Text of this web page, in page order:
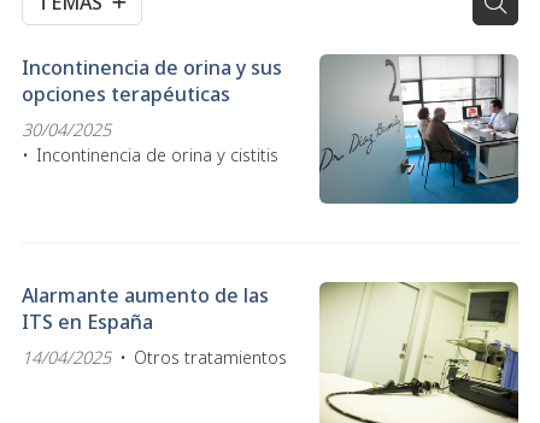
Incontinencia de orina y sus
opciones terapéuticas
30/04/2025
Incontinencia de orina y cistitis
Alarmante aumento de las
ITS en España
14/04/2025 Otros tratamientos